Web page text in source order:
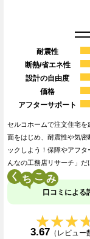
耐震性
断熱/省エネ性
設計の自由度
価格
アフターサポート
セルコホームで注文住宅
面をはじめ、耐震性や気
ックしよう！保障やアフ
んなの工務店リサーチ」だ
く こ
口コミによる
3.67 （レビュー